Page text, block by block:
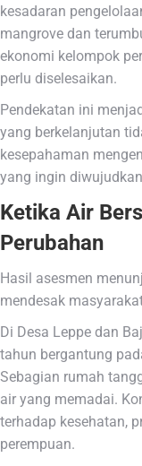
kesadaran
mangrove dan
ekonomi kelompok
perlu diselesaikan.
Pendekatan ini
yang berkelanjutan
kesepahaman
yang ingin
Ketika Air
Perubahan
Hasil asesmen
mendesak
Di Desa Leppe dan
tahun bergantung
Sebagian rumah
air yang memadai.
terhadap kesehatan,
perempuan.